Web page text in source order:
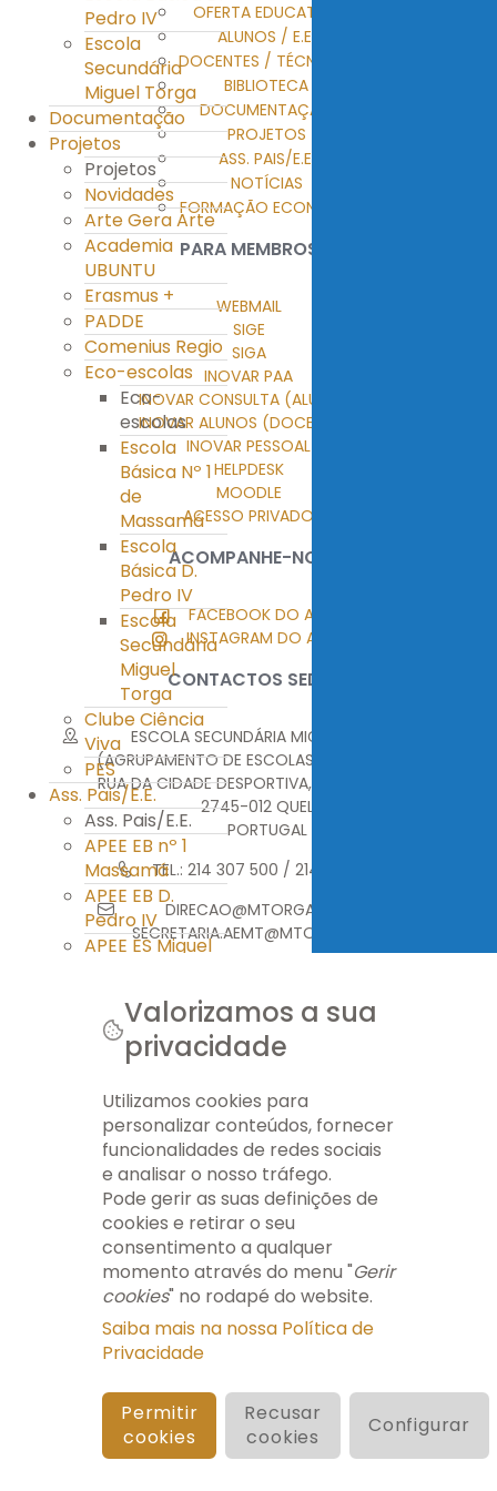
Pedro IV
Escola
Secundária
Miguel Torga
Documentação
Projetos
Projetos
Novidades
Arte Gera Arte
Academia
UBUNTU
Erasmus +
PADDE
Comenius Regio
Eco-escolas
Eco-
escolas
Escola
Básica Nº 1
de
Massamá
Escola
Básica D.
Pedro IV
Escola
Secundária
Miguel
Torga
Clube Ciência
Viva
PES
Ass. Pais/E.E.
Ass. Pais/E.E.
APEE EB nº 1
Massamá
APEE EB D.
Pedro IV
APEE ES Miguel
Notícias
Está a
acontecer...
Arquivo
Newsletters
Formação
eContent
OFERTA EDUCATIVA
ALUNOS / E.E.
DOCENTES / TÉCNICOS
BIBLIOTECA
DOCUMENTAÇÃO
PROJETOS
ASS. PAIS/E.E.
NOTÍCIAS
FORMAÇÃO ECONTENT
PARA MEMBROS
WEBMAIL
SIGE
SIGA
INOVAR PAA
INOVAR CONSULTA (ALUNOS)
INOVAR ALUNOS (DOCENTES)
INOVAR PESSOAL
HELPDESK
MOODLE
ACESSO PRIVADO
ACOMPANHE-NOS
FACEBOOK DO AEMT
INSTAGRAM DO AEMT
CONTACTOS SEDE
ESCOLA SECUNDÁRIA MIGUEL TORGA
(AGRUPAMENTO DE ESCOLAS MIGUEL TORGA)
RUA DA CIDADE DESPORTIVA, MONTE ABRAÃO
2745-012 QUELUZ
PORTUGAL
TEL.: 214 307 500 / 214 376 314
DIRECAO@MTORGA.EDU.PT
SECRETARIA.AEMT@MTORGA.EDU.PT
© 2026 AEMT. TODOS OS DIREITOS RESERVADOS.
FICHA TÉCNICA
Valorizamos a sua
privacidade
Utilizamos cookies para
personalizar conteúdos, fornecer
funcionalidades de redes sociais
e analisar o nosso tráfego.
Pode gerir as suas definições de
cookies e retirar o seu
consentimento a qualquer
momento através do menu "Gerir
cookies" no rodapé do website.
Saiba mais na nossa Política de
Privacidade
Permitir
cookies
Recusar
cookies
Configurar